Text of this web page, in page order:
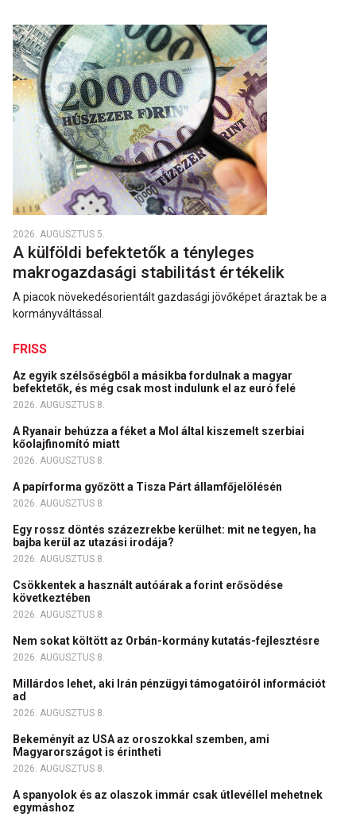
2026. AUGUSZTUS 5.
A külföldi befektetők a tényleges
makrogazdasági stabilitást értékelik
A piacok növekedésorientált gazdasági jövőképet áraztak be a
kormányváltással.
FRISS
Az egyik szélsőségből a másikba fordulnak a magyar
befektetők, és még csak most indulunk el az euró felé
2026. AUGUSZTUS 8.
A Ryanair behúzza a féket a Mol által kiszemelt szerbiai
kőolajfinomító miatt
2026. AUGUSZTUS 8.
A papírforma győzött a Tisza Párt államfőjelölésén
2026. AUGUSZTUS 8.
Egy rossz döntés százezrekbe kerülhet: mit ne tegyen, ha
bajba kerül az utazási irodája?
2026. AUGUSZTUS 8.
Csökkentek a használt autóárak a forint erősödése
következtében
2026. AUGUSZTUS 8.
Nem sokat költött az Orbán-kormány kutatás-fejlesztésre
2026. AUGUSZTUS 8.
Millárdos lehet, aki Irán pénzügyi támogatóiról információt
ad
2026. AUGUSZTUS 8.
Bekeményít az USA az oroszokkal szemben, ami
Magyarországot is érintheti
2026. AUGUSZTUS 8.
A spanyolok és az olaszok immár csak útlevéllel mehetnek
egymáshoz